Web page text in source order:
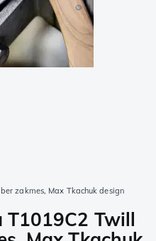
zakmes, Max Tkachuk design
T1019C2 Twill